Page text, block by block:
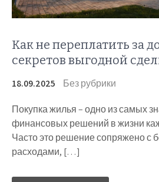
Как не переплатить за
секретов выгодной
18.09.2025 Без рубрики
Покупка жилья – одно из самых
финансовых решений в жизни
Часто это решение сопряжено с
расходами, […]